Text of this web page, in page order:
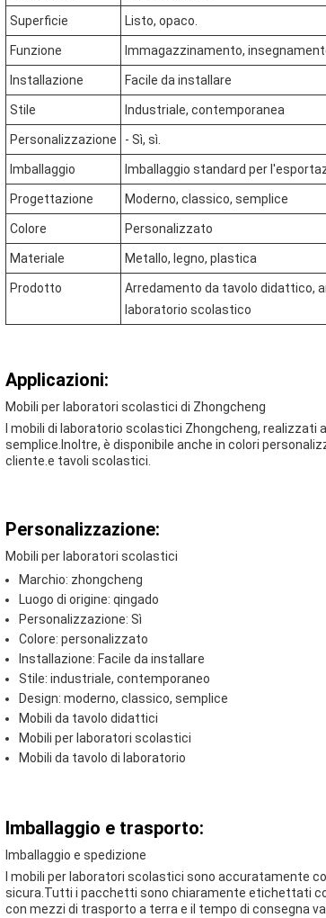
Superficie Listo, opaco.
Funzione Immagazzinamento,
Installazione Facile da installare
Stile Industriale, contemporanea
Personalizzazione - Sì, sì.
Imballaggio Imballaggio standard per
Progettazione Moderno, classico, semplice
Colore Personalizzato
Materiale Metallo, legno, plastica
Prodotto
Arredamento da tavolo didattico,
laboratorio scolastico
Applicazioni:
Mobili per laboratori scolastici di Zhongcheng
I mobili di laboratorio scolastici Zhongcheng,
semplice.Inoltre, è disponibile anche in colori
cliente.e tavoli scolastici.
Personalizzazione:
Mobili per laboratori scolastici
Marchio: zhongcheng
Luogo di origine: qingado
Personalizzazione: Sì
Colore: personalizzato
Installazione: Facile da installare
Stile: industriale, contemporaneo
Design: moderno, classico, semplice
Mobili da tavolo didattici
Mobili per laboratori scolastici
Mobili da tavolo di laboratorio
Imballaggio e trasporto:
Imballaggio e spedizione
I mobili per laboratori scolastici sono accuratamente
sicura.Tutti i pacchetti sono chiaramente etichettati
con mezzi di trasporto a terra e il tempo di consegna